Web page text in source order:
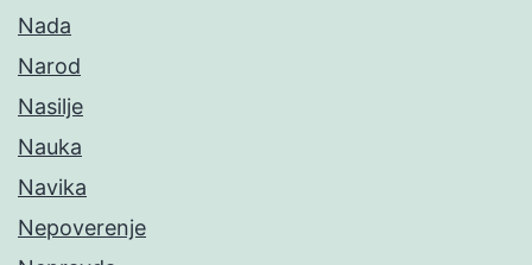
Nada
Narod
Nasilje
Nauka
Navika
Nepoverenje